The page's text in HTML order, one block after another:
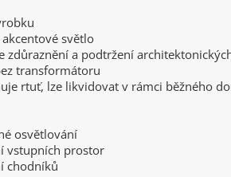
světlo
zdůraznění a podtržení
transformátoru
rtuť, lze likvidovat v rámci běžného
osvětlování
vstupních prostor
chodníků